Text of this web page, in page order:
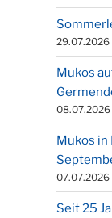
29.07.2026
Mukos
08.07.2026
Mukos in
07.07.2026
Seit 25